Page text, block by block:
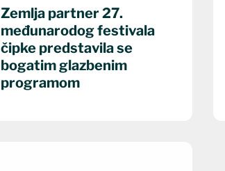
Zemlja partner 27.
međunarodog festivala
čipke predstavila se
bogatim glazbenim
programom